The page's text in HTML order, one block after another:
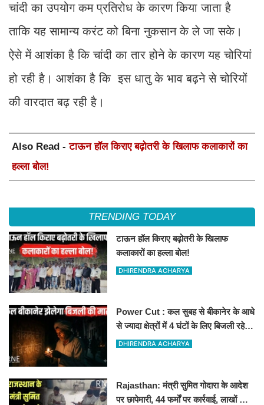
चांदी का उपयोग कम प्रतिरोध के कारण किया जाता है
ताकि यह सामान्य करंट को बिना नुकसान के ले जा सके।
ऐसे में आशंका है कि चांदी का तार होने के कारण यह चोरियां
हो रही है। आशंका है कि इस धातु के भाव बढ़ने से चोरियों
की वारदात बढ़ रही है।
Also Read -टाऊन हॉल किराए बढ़ोतरी के खिलाफ कलाकारों का
हल्ला बोल!
TRENDING TODAY
टाऊन हॉल किराए बढ़ोतरी के खिलाफ
कलाकारों का हल्ला बोल!
DHIRENDRA ACHARYA
Power Cut : कल सुबह से बीकानेर के आधे
से ज्यादा क्षेत्रों में 4 घंटों के लिए बिजली रहेगी
गुल
DHIRENDRA ACHARYA
Rajasthan: मंत्री सुमित गोदारा के आदेश
पर छापेमारी, 44 फर्मों पर कार्रवाई, लाखों का